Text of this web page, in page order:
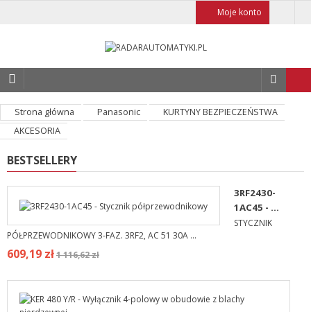
Moje konto
Strona główna Panasonic
KURTYNY BEZPIECZEŃSTWA
AKCESORIA
BESTSELLERY
3RF2430-
1AC45 - ...
STYCZNIK
PÓŁPRZEWODNIKOWY 3-FAZ. 3RF2, AC 51 30A ...
609,19 zł1 116,62 zł